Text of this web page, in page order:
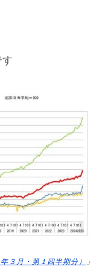
３月・第１四半期分） 」